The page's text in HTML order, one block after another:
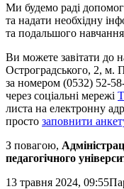
Ми будемо раді
та надати необхідну
та подальшого
Ви можете завітати до
Остроградського, 2, м.
за номером (0532) 52-
через соціальні мережі
листа на електронну
просто заповнити
З повагою,
педагогічного
13 травня 2024, 09:55